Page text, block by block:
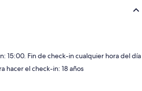
15:00. Fin de check-in cualquier hora del día
hacer el check-in: 18 años